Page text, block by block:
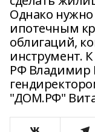
Однако
ипотечным
облигаций,
инструмент.
РФ Владимир
"ДОМ.РФ"